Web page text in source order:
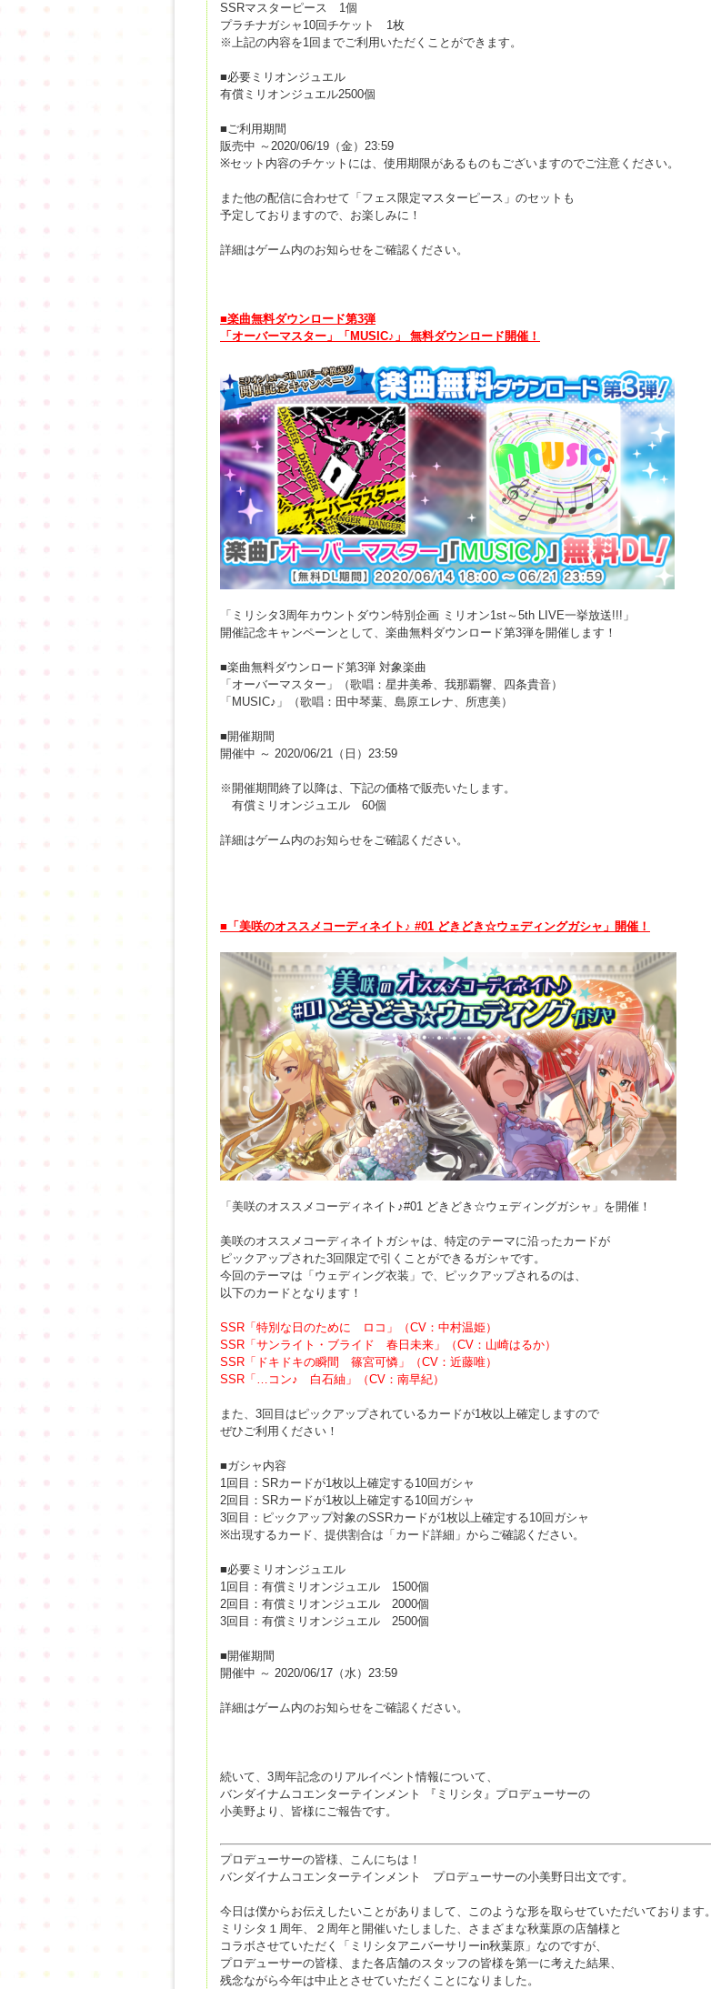
SSRマスターピース 1個
プラチナガシャ10回チケット 1枚
※上記の内容を1回までご利用いただくことができます。
■必要ミリオンジュエル
有償ミリオンジュエル2500個
■ご利用期間
販売中 ～2020/06/19（金）23:59
※セット内容のチケットには、使用期限があるものもございますのでご注意ください。
また他の配信に合わせて「フェス限定マスターピース」のセットも
予定しておりますので、お楽しみに！
詳細はゲーム内のお知らせをご確認ください。
■楽曲無料ダウンロード第3弾
「オーバーマスター」「MUSIC♪」 無料ダウンロード開催！
「ミリシタ3周年カウントダウン特別企画 ミリオン1st～5th LIVE一挙放送!!!」
開催記念キャンペーンとして、楽曲無料ダウンロード第3弾を開催します！
■楽曲無料ダウンロード第3弾 対象楽曲
「オーバーマスター」（歌唱：星井美希、我那覇響、四条貴音）
「MUSIC♪」（歌唱：田中琴葉、島原エレナ、所恵美）
■開催期間
開催中 ～ 2020/06/21（日）23:59
※開催期間終了以降は、下記の価格で販売いたします。
有償ミリオンジュエル 60個
詳細はゲーム内のお知らせをご確認ください。
■「美咲のオススメコーディネイト♪ #01 どきどき☆ウェディングガシャ」開催！
「美咲のオススメコーディネイト♪#01 どきどき☆ウェディングガシャ」を開催！
美咲のオススメコーディネイトガシャは、特定のテーマに沿ったカードが
ピックアップされた3回限定で引くことができるガシャです。
今回のテーマは「ウェディング衣装」で、ピックアップされるのは、
以下のカードとなります！
SSR「特別な日のために ロコ」（CV：中村温姫）
SSR「サンライト・ブライド 春日未来」（CV：山崎はるか）
SSR「ドキドキの瞬間 篠宮可憐」（CV：近藤唯）
SSR「…コン♪ 白石紬」（CV：南早紀）
また、3回目はピックアップされているカードが1枚以上確定しますので
ぜひご利用ください！
■ガシャ内容
1回目：SRカードが1枚以上確定する10回ガシャ
2回目：SRカードが1枚以上確定する10回ガシャ
3回目：ピックアップ対象のSSRカードが1枚以上確定する10回ガシャ
※出現するカード、提供割合は「カード詳細」からご確認ください。
■必要ミリオンジュエル
1回目：有償ミリオンジュエル 1500個
2回目：有償ミリオンジュエル 2000個
3回目：有償ミリオンジュエル 2500個
■開催期間
開催中 ～ 2020/06/17（水）23:59
詳細はゲーム内のお知らせをご確認ください。
続いて、3周年記念のリアルイベント情報について、
バンダイナムコエンターテインメント 『ミリシタ』プロデューサーの
小美野より、皆様にご報告です。
プロデューサーの皆様、こんにちは！
バンダイナムコエンターテインメント プロデューサーの小美野日出文です。
今日は僕からお伝えしたいことがありまして、このような形を取らせていただいております。
ミリシタ１周年、２周年と開催いたしました、さまざまな秋葉原の店舗様と
コラボさせていただく「ミリシタアニバーサリーin秋葉原」なのですが、
プロデューサーの皆様、また各店舗のスタッフの皆様を第一に考えた結果、
残念ながら今年は中止とさせていただくことになりました。